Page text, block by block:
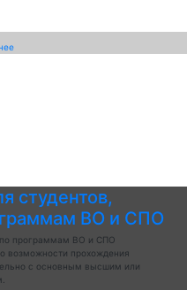
студентов,
ВО и СПО
программам ВО и СПО
возможности прохождения
с основным высшим или